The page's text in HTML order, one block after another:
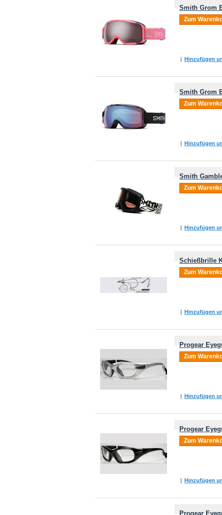
Smith Grom
Zum
| Hinzufügen
Smith Grom
Zum
| Hinzufügen
Smith
Zum
| Hinzufügen
Schießbrille
Zum
| Hinzufügen
Progear
Zum
| Hinzufügen
Progear
Zum
| Hinzufügen
Progear